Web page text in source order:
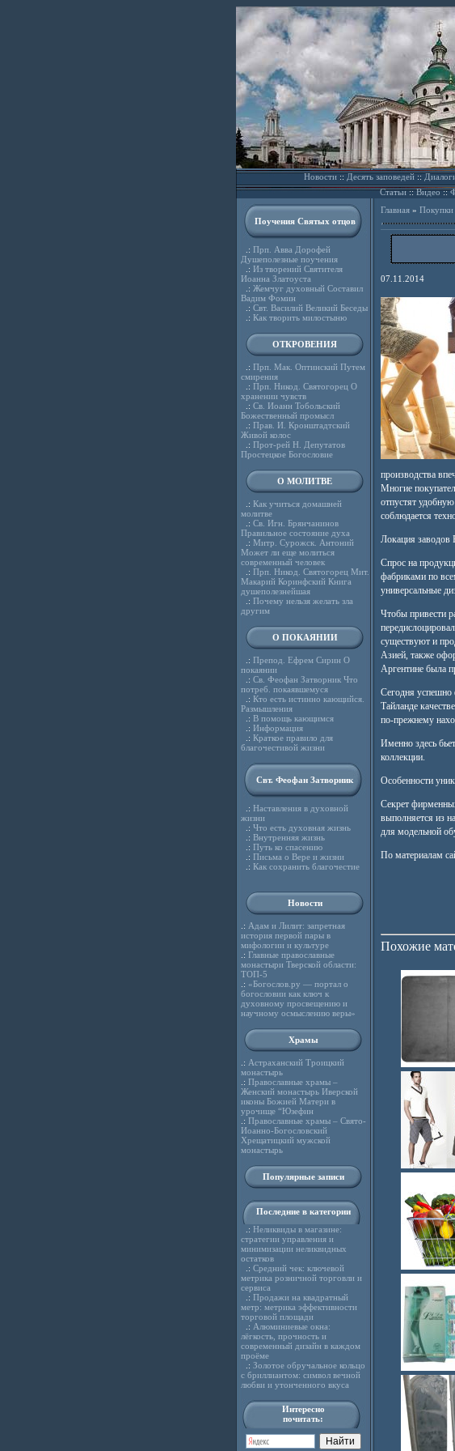
Новости::Десять заповедей::
Статьи::Видео ::
Поучения Святых отцов
.: Прп. Авва Дорофей
Душеполезные поучения
.: Из творений Святителя
Иоанна Златоуста
.: Жемчуг духовный Составил
Вадим Фомин
.: Свт. Василий Великий Беседы
.: Как творить милостыню
ОТКРОВЕНИЯ
.: Прп. Мак. Оптинский Путем
смирения
.: Прп. Никод. Святогорец О
хранении чувств
.: Св. Иоанн Тобольский
Божественный промысл
.: Прав. И. Кронштадтский
Живой колос
.: Прот-рей Н. Депутатов
Простецкое Богословие
О МОЛИТВЕ
.: Как учиться домашней
молитве
.: Св. Игн. Брянчанинов
Правильное состояние духа
.: Митр. Сурожск. Антоний
Может ли еще молиться
современный человек
.: Прп. Никод. Святогорец Мит.
Макарий Коринфский Книга
душеполезнейшая
.: Почему нельзя желать зла
другим
О ПОКАЯНИИ
.: Препод. Ефрем Сирин О
покаянии
.: Св. Феофан Затворник Что
потреб. покаявшемуся
.: Кто есть истинно кающийся.
Размышления
.: В помощь кающимся
.: Информация
.: Краткое правило для
благочестивой жизни
Свт. Феофан Затворник
.: Наставления в духовной
жизни
.: Что есть духовная жизнь
.: Внутренняя жизнь
.: Путь ко спасению
.: Письма о Вере и жизни
.: Как сохранить благочестие
Новости
.: Адам и Лилит: запретная
история первой пары в
мифологии и культуре
.: Главные православные
монастыри Тверской области:
ТОП-5
.: «Богослов.ру — портал о
богословии как ключ к
духовному просвещению и
научному осмыслению веры»
Храмы
.: Астраханский Троицкий
монастырь
.: Православные храмы –
Женский монастырь Иверской
иконы Божией Матери в
урочище “Юзефин
.: Православные храмы – Свято-
Иоанно-Богословский
Хрещатицкий мужской
монастырь
Популярные записи
Последние в категории
.: Неликвиды в магазине:
стратегии управления и
минимизации неликвидных
остатков
.: Средний чек: ключевой
метрика розничной торговли и
сервиса
.: Продажи на квадратный
метр: метрика эффективности
торговой площади
.: Алюминиевые окна:
лёгкость, прочность и
современный дизайн в каждом
проёме
.: Золотое обручальное кольцо
с бриллиантом: символ вечной
любви и утонченного вкуса
Интересно
почитать:
Главная» Покупки
07.11.2014
производства
Многие
отпустят
соблюдается
Локация заводов
Спрос на
фабриками по
универсальные
Чтобы привести
существуют и
Азией, также
Аргентине была
Сегодня
Тайланде
по-прежнему
Именно здесь
коллекции.
Особенности
Секрет
выполняется из
для модельной
По материалам
Похожие